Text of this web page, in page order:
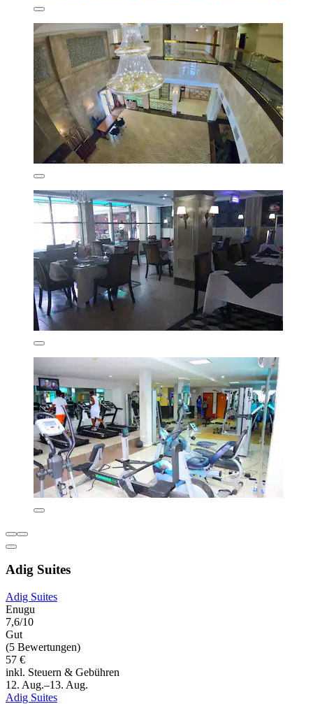
Adig Suites
Adig Suites
Enugu
7,6/10
Gut
(5 Bewertungen)
57 €
inkl. Steuern & Gebühren
12. Aug.–13. Aug.
Adig Suites